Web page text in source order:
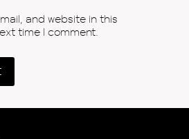
and website in this
time I comment.